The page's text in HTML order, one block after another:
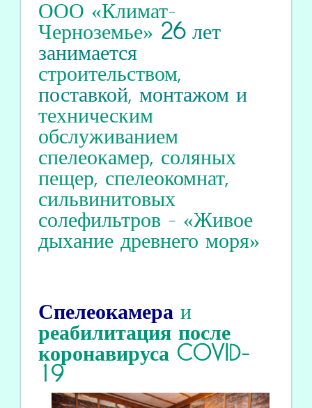
ООО «Климат-
Черноземье» 26лет
занимается
строительством,
поставкой, монтажом и
техническим
обслуживанием
спелеокамер, соляных
пещер, спелеокомнат,
сильвинитовых
солефильтров - «Живое
дыхание древнего моря»
Спелеокамера и
реабилитацияпосле
коронавируса COVID-
19